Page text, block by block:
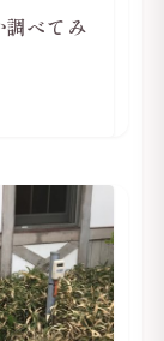
調べてみ